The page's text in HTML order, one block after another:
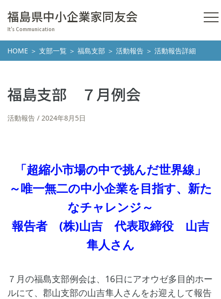
福島県中小企業家同友会
It's Communication
HOME ＞ 支部一覧 ＞ 福島支部 ＞ 活動報告 ＞ 活動報告詳細
福島支部 ７月例会
活動報告 2024年8月5日
「超縮小市場の中で挑んだ世界線」
～唯一無二の中小企業を目指す、新た
なチャレンジ～
報告者 (株)山吉 代表取締役 山吉
隼人さん
７月の福島支部例会は、16日にアオウゼ多目的ホー
ルにて、郡山支部の山吉隼人さんをお迎えして報告